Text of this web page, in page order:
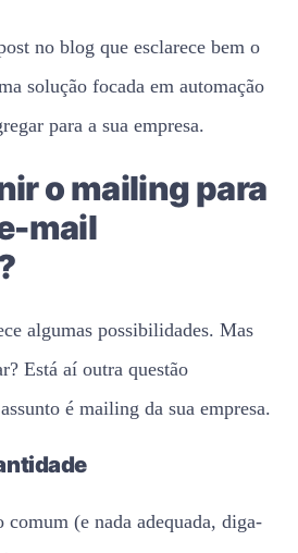
no blog que esclarece bem o
solução focada em automação
para a sua empresa.
o mailing para
mail
algumas possibilidades. Mas
Está aí outra questão
é mailing da sua empresa.
(e nada adequada, diga-